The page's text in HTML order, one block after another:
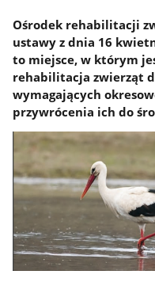
Ośrodek rehabilitacji
ustawy z dnia 16
to miejsce, w którym
rehabilitacja zwierząt
wymagających
przywrócenia ich do